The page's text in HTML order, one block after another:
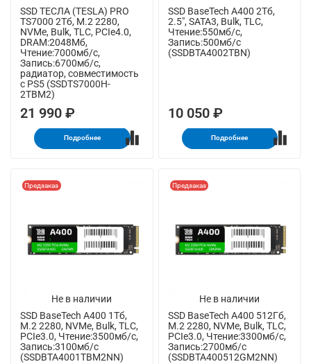
SSD ТЕСЛА (TESLA) PRO
TS7000 2Тб, M.2 2280,
NVMe, Bulk, TLC, PCIe4.0,
DRAM:2048Мб,
Чтение:7000мб/с,
Запись:6700мб/с,
радиатор, совместимость
с PS5 (SSDTS7000H-
2TBM2)
21 990 ₽
Подробнее
SSD BaseTech A400 2Тб,
2.5", SATA3, Bulk, TLC,
Чтение:550мб/с,
Запись:500мб/с
(SSDBTA4002TBN)
10 050 ₽
Подробнее
Не в наличии
Предзаказ
SSD BaseTech A400 1Тб,
M.2 2280, NVMe, Bulk, TLC,
PCIe3.0, Чтение:3500мб/с,
Запись:3100мб/с
(SSDBTA4001TBM2NN)
Не в наличии
Предзаказ
SSD BaseTech A400 512Гб,
M.2 2280, NVMe, Bulk, TLC,
PCIe3.0, Чтение:3300мб/с,
Запись:2700мб/с
(SSDBTA400512GM2NN)